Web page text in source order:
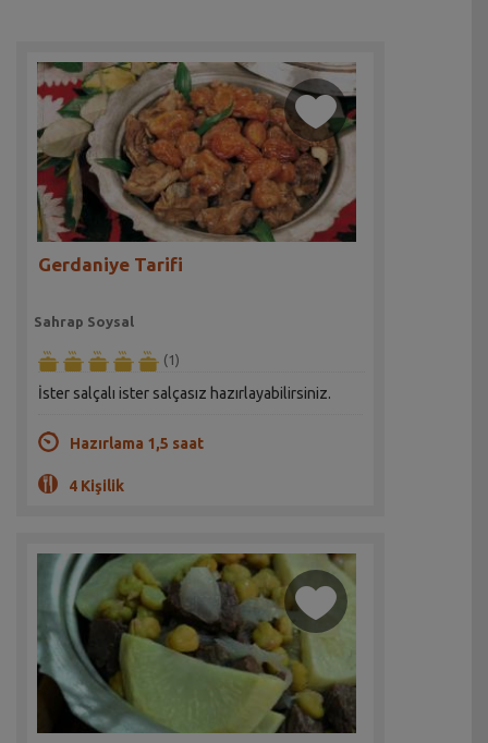
Gerdaniye Tarifi
Sahrap Soysal
(1)
İster salçalı ister salçasız hazırlayabilirsiniz.
Hazırlama 1,5 saat
4 Kişilik